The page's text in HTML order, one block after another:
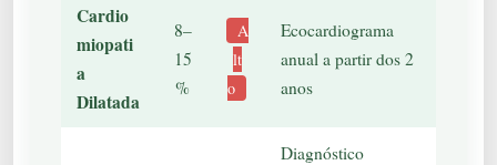
Cardio
miopati
a
Dilatada
8–
15
%
A
lt
o
Ecocardiograma
anual a partir dos 2
anos
Diagnóstico